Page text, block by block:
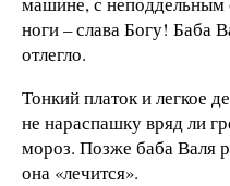
ноги – слава Богу! Баба
отлегло.
Тонкий платок и легкое
не нараспашку вряд ли
мороз. Позже баба Валя
она «лечится».